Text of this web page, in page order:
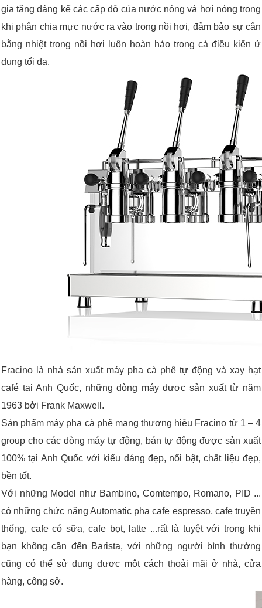
gia tăng đáng kể các cấp độ của nước nóng và hơi nóng trong
khi phân chia mực nước ra vào trong nồi hơi, đảm bảo sự cân
bằng nhiệt trong nồi hơi luôn hoàn hảo trong cả điều kiến ử
dụng tối đa.
Fracino là nhà sản xuất máy pha cà phê tự động và xay hạt
café tại Anh Quốc, những dòng máy được sản xuất từ năm
1963 bởi Frank Maxwell.
Sản phẩm máy pha cà phê mang thương hiệu Fracino từ 1 – 4
group cho các dòng máy tự động, bán tự động được sản xuất
100% tại Anh Quốc với kiểu dáng đẹp, nổi bật, chất liệu đẹp,
bền tốt.
Với những Model như Bambino, Comtempo, Romano, PID ...
có những chức năng Automatic pha cafe espresso, cafe truyền
thống, cafe có sữa, cafe bọt, latte ...rất là tuyệt với trong khi
bạn không cần đến Barista, với những người bình thường
cũng có thể sử dụng được một cách thoải mãi ở nhà, cửa
hàng, công sở.